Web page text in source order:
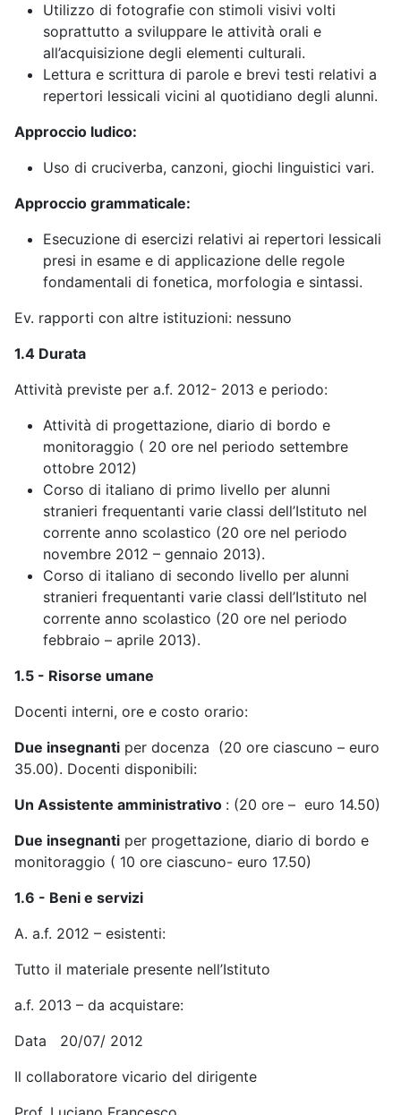
Utilizzo di fotografie con stimoli visivi volti
soprattutto a sviluppare le attività orali e
all’acquisizione degli elementi culturali.
Lettura e scrittura di parole e brevi testi relativi a
repertori lessicali vicini al quotidiano degli alunni.
Approccio ludico:
Uso di cruciverba, canzoni, giochi linguistici vari.
Approccio grammaticale:
Esecuzione di esercizi relativi ai repertori lessicali
presi in esame e di applicazione delle regole
fondamentali di fonetica, morfologia e sintassi.
Ev. rapporti con altre istituzioni: nessuno
1.4 Durata
Attività previste per a.f. 2012- 2013 e periodo:
Attività di progettazione, diario di bordo e
monitoraggio ( 20 ore nel periodo settembre
ottobre 2012)
Corso di italiano di primo livello per alunni
stranieri frequentanti varie classi dell’Istituto nel
corrente anno scolastico (20 ore nel periodo
novembre 2012 – gennaio 2013).
Corso di italiano di secondo livello per alunni
stranieri frequentanti varie classi dell’Istituto nel
corrente anno scolastico (20 ore nel periodo
febbraio – aprile 2013).
1.5 - Risorse umane
Docenti interni, ore e costo orario:
Due insegnanti per docenza (20 ore ciascuno – euro
35.00). Docenti disponibili:
Un Assistente amministrativo : (20 ore – euro 14.50)
Due insegnanti per progettazione, diario di bordo e
monitoraggio ( 10 ore ciascuno- euro 17.50)
1.6 - Beni e servizi
A. a.f. 2012 – esistenti:
Tutto il materiale presente nell’Istituto
a.f. 2013 – da acquistare:
Data 20/07/ 2012
Il collaboratore vicario del dirigente